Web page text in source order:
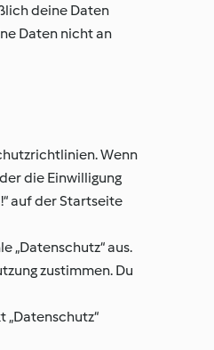
deine Daten
Daten nicht an
Wenn
die Einwilligung
auf der Startseite
„Datenschutz“ aus.
zustimmen. Du